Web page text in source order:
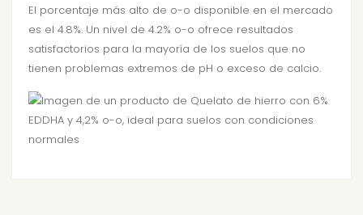
El porcentaje más alto de o-o disponible en el mercado
es el 4.8%. Un nivel de 4.2% o-o ofrece resultados
satisfactorios para la mayoría de los suelos que no
tienen problemas extremos de pH o exceso de calcio.